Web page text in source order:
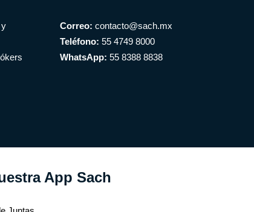
Correo: contacto@sach.mx
Teléfono: 55 4749 8000
WhatsApp: 55 8388 8838
App Sach